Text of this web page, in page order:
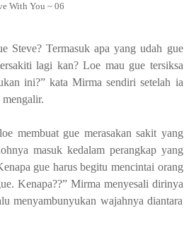
With You ~ 06
Steve? Termasuk apa yang udah gue
lagi kan? Loe mau gue tersiksa
ini?” kata Mirma sendiri setelah ia
membuat gue merasakan sakit yang
masuk kedalam perangkap yang
gue harus begitu mencintai orang
Kenapa??” Mirma menyesali dirinya
menyambunyukan wajahnya diantara